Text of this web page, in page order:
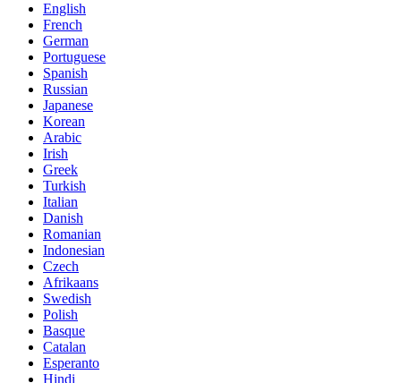
English
French
German
Portuguese
Spanish
Russian
Japanese
Korean
Arabic
Irish
Greek
Turkish
Italian
Danish
Romanian
Indonesian
Czech
Afrikaans
Swedish
Polish
Basque
Catalan
Esperanto
Hindi